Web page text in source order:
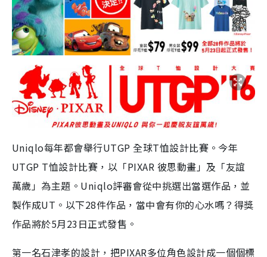
Uniqlo每年都會舉行UTGP 全球T恤設計比賽。今年
UTGP T恤設計比賽，以「PIXAR 彼思動畫」及「友誼
萬歲」為主題。Uniqlo評審會從中挑選出當選作品，並
製作成UT。以下28件作品，當中會有你的心水嗎？得獎
作品將於5月23日正式發售。
第一名石津孝的設計，把PIXAR多位角色設計成一個個標